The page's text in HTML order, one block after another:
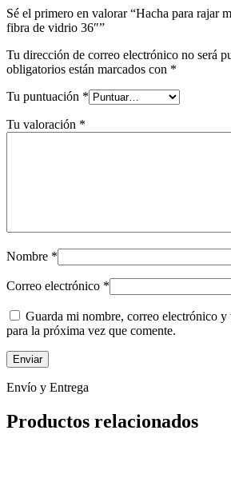
Sé el primero en valorar “Hacha para rajar
fibra de vidrio 36″”
Tu dirección de correo electrónico no será
obligatorios están marcados con *
Tu puntuación *
Tu valoración *
Nombre *
Correo electrónico *
Guarda mi nombre, correo electrónico y
para la próxima vez que comente.
Envío y Entrega
Productos relacionados